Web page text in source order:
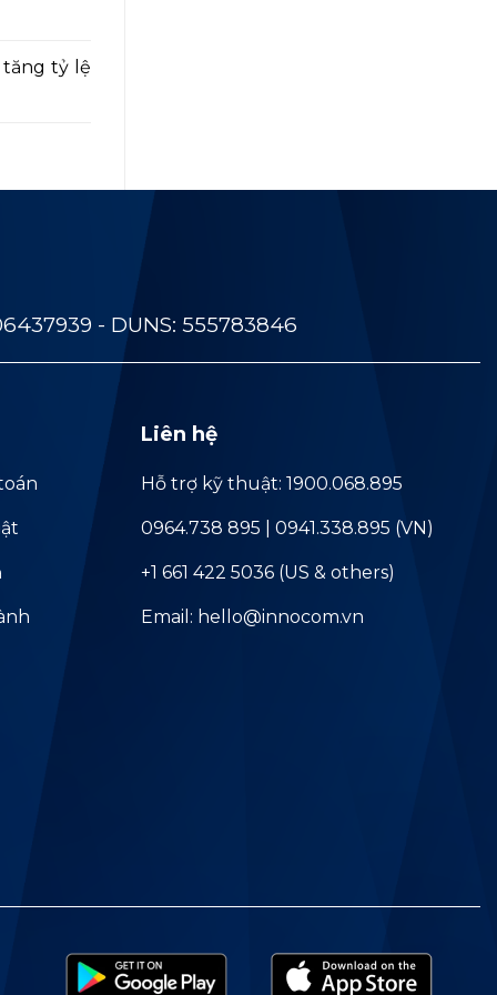
tăng tỷ lệ
- DUNS: 555783846
Liên hệ
Hỗ trợ kỹ thuật: 1900.068.895
0964.738 895 | 0941.338.895 (VN)
+1 661 422 5036 (US & others)
Email: hello@innocom.vn